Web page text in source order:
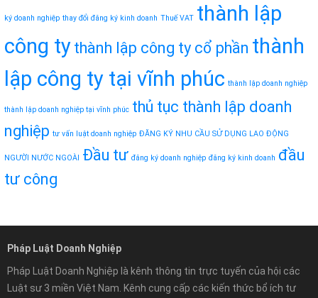
ký doanh nghiệp thay đổi đăng ký kinh doanh Thuế VAT thành lập
công ty thành lập công ty cổ phần thành
lập công ty tại vĩnh phúc thành lập doanh nghiệp
thành lập doanh nghiệp tại vĩnh phúc thủ tục thành lập doanh
nghiệp tư vấn luật doanh nghiệp ĐĂNG KÝ NHU CẦU SỬ DỤNG LAO ĐỘNG
NGƯỜI NƯỚC NGOÀI Đầu tư đăng ký doanh nghiệp đăng ký kinh doanh đầu
tư công
Pháp Luật Doanh Nghiệp
Pháp Luật Doanh Nghiệp là kênh thông tin trực tuyến của hội các
Luật sư 3 miền Việt Nam. Kênh cung cấp các kiến thức bổ ích tư